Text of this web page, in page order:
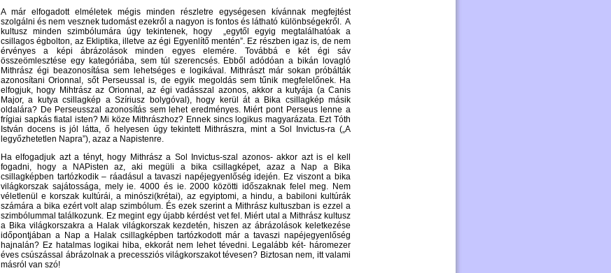
A már elfogadott elméletek mégis minden részletre egységesen kívánnak megfejtést
szolgálni és nem vesznek tudomást ezekről a nagyon is fontos és látható különbségekről. A
kultusz minden szimbólumára úgy tekintenek, hogy „egytől egyig megtalálhatóak a
csillagos égbolton, az Ekliptika, illetve az égi Egyenlítőmentén”. Ez részben igaz is, de nem
érvényes a képi ábrázolások minden egyes elemére. Továbbá e két égi sáv
összeömlesztése egy kategóriába, sem túl szerencsés. Ebből adódóan a bikán lovagló
Mithrász égi beazonosítása sem lehetséges e logikával. Mithrászt már sokan próbálták
azonosítani Orionnal, sőt Perseussal is, de egyik megoldás sem tűnik megfelelőnek. Ha
elfogjuk, hogy Mihtrász az Orionnal, az égi vadásszal azonos, akkor a kutyája (a Canis
Major, a kutya csillagkép a Szíriusz bolygóval), hogy kerül át a Bika csillagkép másik
oldalára? De Perseusszal azonosítás sem lehet eredményes. Miért pont Perseus lenne a
frígiai sapkás fiatal isten? Mi köze Mithrászhoz? Ennek sincs logikus magyarázata. Ezt Tóth
István docens is jól látta, ő helyesen úgy tekintett Mithrászra, mint a Sol Invictus-ra („A
legyőzhetetlen Napra”), azaz a Napistenre.
Ha elfogadjuk azt a tényt, hogy Mithrász a Sol Invictus-szal azonos- akkor azt is el kell
fogadni, hogy a NAPisten az, aki megüli a bika csillagképet, azaz a Nap a Bika
csillagképben tartózkodik – ráadásul a tavaszi napéjegyenlőség idején. Ez viszont a bika
világkorszak sajátossága, mely ie. 4000 és ie. 2000 közötti időszaknak felel meg. Nem
véletlenül e korszak kultúrái, a minószi(krétai), az egyiptomi, a hindu, a babiloni kultúrák
számára a bika ezért volt alap szimbólum. És ezek szerint a Mithrász kultuszban is ezzel a
szimbólummal találkozunk. Ez megint egy újabb kérdést vet fel. Miért utal a Mithrász kultusz
a Bika világkorszakra a Halak világkorszak kezdetén, hiszen az ábrázolások keletkezése
időpontjában a Nap a Halak csillagképben tartózkodott már a tavaszi napéjegyenlőség
hajnalán? Ez hatalmas logikai hiba, ekkorát nem lehet tévedni. Legalább két- háromezer
éves csúszással ábrázolnak a precessziós világkorszakot tévesen? Biztosan nem, itt valami
másról van szó!